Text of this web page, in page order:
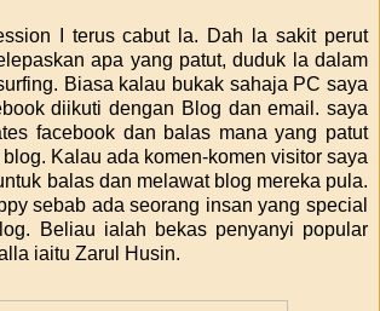
I terus cabut la. Dah la sakit perut
apa yang patut, duduk la dalam
Biasa kalau bukak sahaja PC saya
diikuti dengan Blog dan email. saya
facebook dan balas mana yang patut
Kalau ada komen-komen visitor saya
balas dan melawat blog mereka pula.
sebab ada seorang insan yang special
Beliau ialah bekas penyanyi popular
iaitu Zarul Husin.